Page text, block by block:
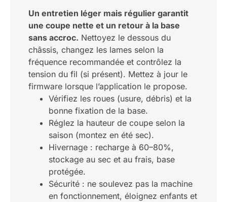
Un entretien léger mais régulier garantit
une coupe nette et un retour à la base
sans accroc. Nettoyez le dessous du
châssis, changez les lames selon la
fréquence recommandée et contrôlez la
tension du fil (si présent). Mettez à jour le
firmware lorsque l’application le propose.
Vérifiez les roues (usure, débris) et la
bonne fixation de la base.
Réglez la hauteur de coupe selon la
saison (montez en été sec).
Hivernage : recharge à 60–80%,
stockage au sec et au frais, base
protégée.
Sécurité : ne soulevez pas la machine
en fonctionnement, éloignez enfants et